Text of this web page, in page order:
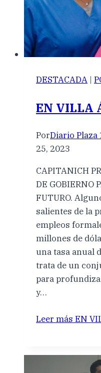
DESTACADA |
EN VILLA
PorDiario Plaza
25, 2023
CAPITANICH
DE GOBIERNO
FUTURO.
salientes de la
empleos
millones de
una tasa anual
trata de un
para
y…
Leer más EN